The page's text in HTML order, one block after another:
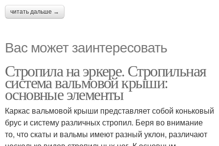
читать дальше →
Вас может заинтересовать
Стропила на эркере. Стропильная
система вальмовой крыши:
основные элементы
Каркас вальмовой крыши представляет собой коньковый
брус и систему различных стропил. Беря во внимание
то, что скаты и вальмы имеют разный уклон, различают